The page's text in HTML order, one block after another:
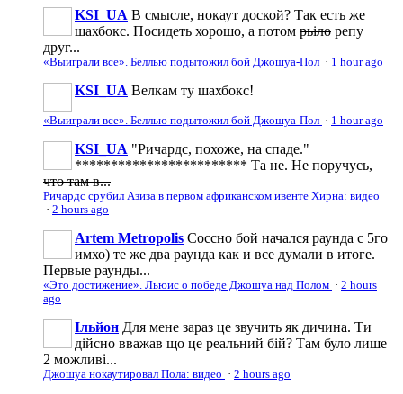
KSI_UA В смысле, нокаут доской? Так есть же
шахбокс. Посидеть хорошо, а потом рьіло репу
друг...
«Выиграли все». Беллью подытожил бой Джошуа-Пол · 1 hour ago
KSI_UA Велкам ту шахбокс!
«Выиграли все». Беллью подытожил бой Джошуа-Пол · 1 hour ago
KSI_UA "Ричардс, похоже, на спаде."
************************ Та не. Не поручусь,
что там в...
Ричардс срубил Азиза в первом африканском ивенте Хирна: видео
· 2 hours ago
Artem Metropolis Соссно бой начался раунда с 5го
имхо) те же два раунда как и все думали в итоге.
Первые раунды...
«Это достижение». Льюис о победе Джошуа над Полом · 2 hours
ago
Ільйон Для мене зараз це звучить як дичина. Ти
дійсно вважав що це реальний бій? Там було лише
2 можливі...
Джошуа нокаутировал Пола: видео · 2 hours ago